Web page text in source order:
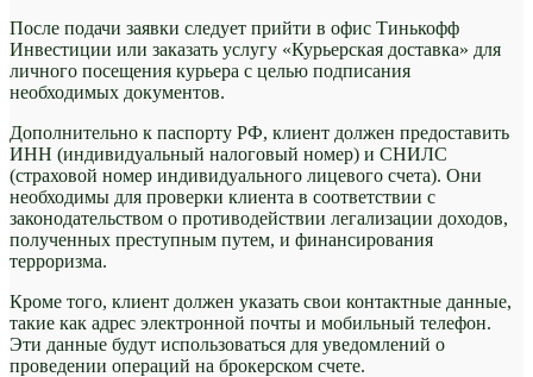
После подачи заявки следует прийти в офис Тинькофф
Инвестиции или заказать услугу «Курьерская доставка» для
личного посещения курьера с целью подписания
необходимых документов.
Дополнительно к паспорту РФ, клиент должен предоставить
ИНН (индивидуальный налоговый номер) и СНИЛС
(страховой номер индивидуального лицевого счета). Они
необходимы для проверки клиента в соответствии с
законодательством о противодействии легализации доходов,
полученных преступным путем, и финансирования
терроризма.
Кроме того, клиент должен указать свои контактные данные,
такие как адрес электронной почты и мобильный телефон.
Эти данные будут использоваться для уведомлений о
проведении операций на брокерском счете.